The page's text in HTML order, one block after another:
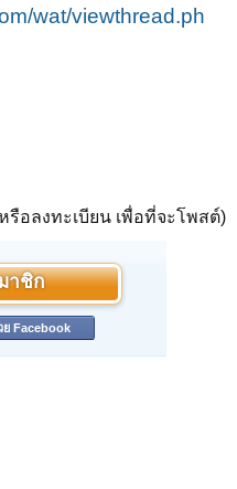
wat/viewthread.ph
อลงทะเบียน เพื่อที่จะโพสต์)
าชิก
ย Facebook